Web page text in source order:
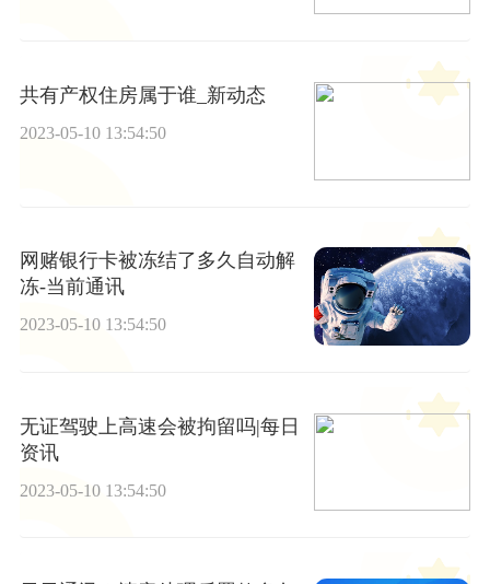
共有产权住房属于谁_新动态
2023-05-10 13:54:50
网赌银行卡被冻结了多久自动解
冻-当前通讯
2023-05-10 13:54:50
无证驾驶上高速会被拘留吗|每日
资讯
2023-05-10 13:54:50